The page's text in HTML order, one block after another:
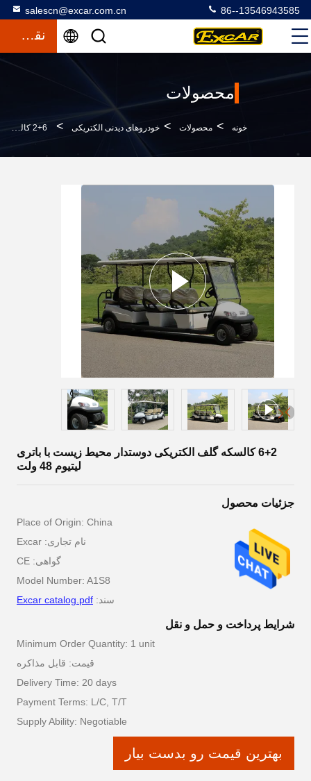
salescn@excar.com.cn 86--13546943585
نقل قول
محصولات
خونه > محصولات > خودروهای دیدنی الکتریکی > 6+2 کالسکه گلف الکتریکی دوستدار محیط زیست با باتری لیتیوم 48 ولت
6+2 کالسکه گلف الکتریکی دوستدار محیط زیست با باتری
لیتیوم 48 ولت
جزئیات محصول
Place of Origin: China
نام تجاری: Excar
گواهی: CE
Model Number: A1S8
سند: Excar catalog.pdf
شرایط پرداخت و حمل و نقل
Minimum Order Quantity: 1 unit
قیمت: قابل مذاکره
Delivery Time: 20 days
Payment Terms: L/C, T/T
Supply Ability: Negotiable
بهترین قیمت رو بدست بیار